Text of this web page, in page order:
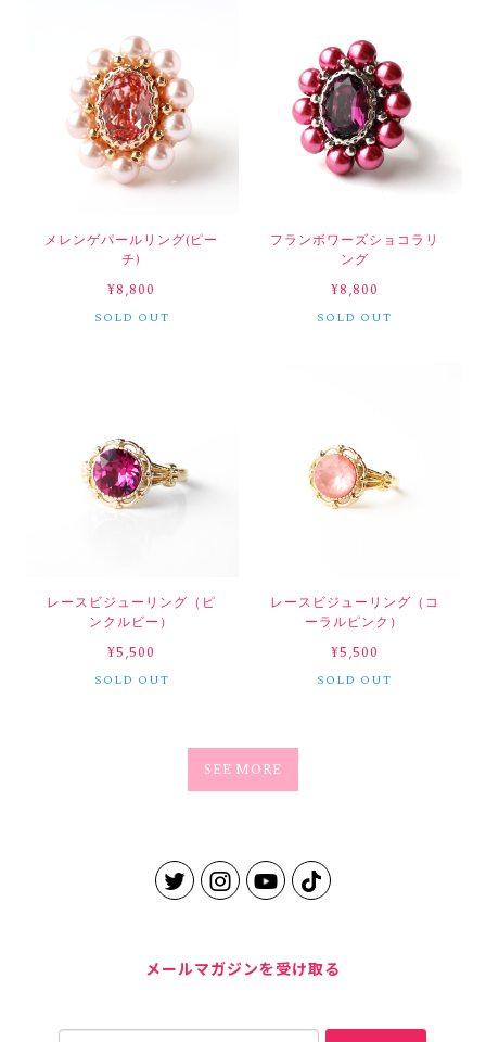
メレンゲパールリング(ピー
チ)
¥8,800
SOLD OUT
フランボワーズショコラリ
ング
¥8,800
SOLD OUT
レースビジューリング（ピ
ンクルビー）
¥5,500
SOLD OUT
レースビジューリング（コ
ーラルピンク）
¥5,500
SOLD OUT
SEE MORE
メールマガジンを受け取る